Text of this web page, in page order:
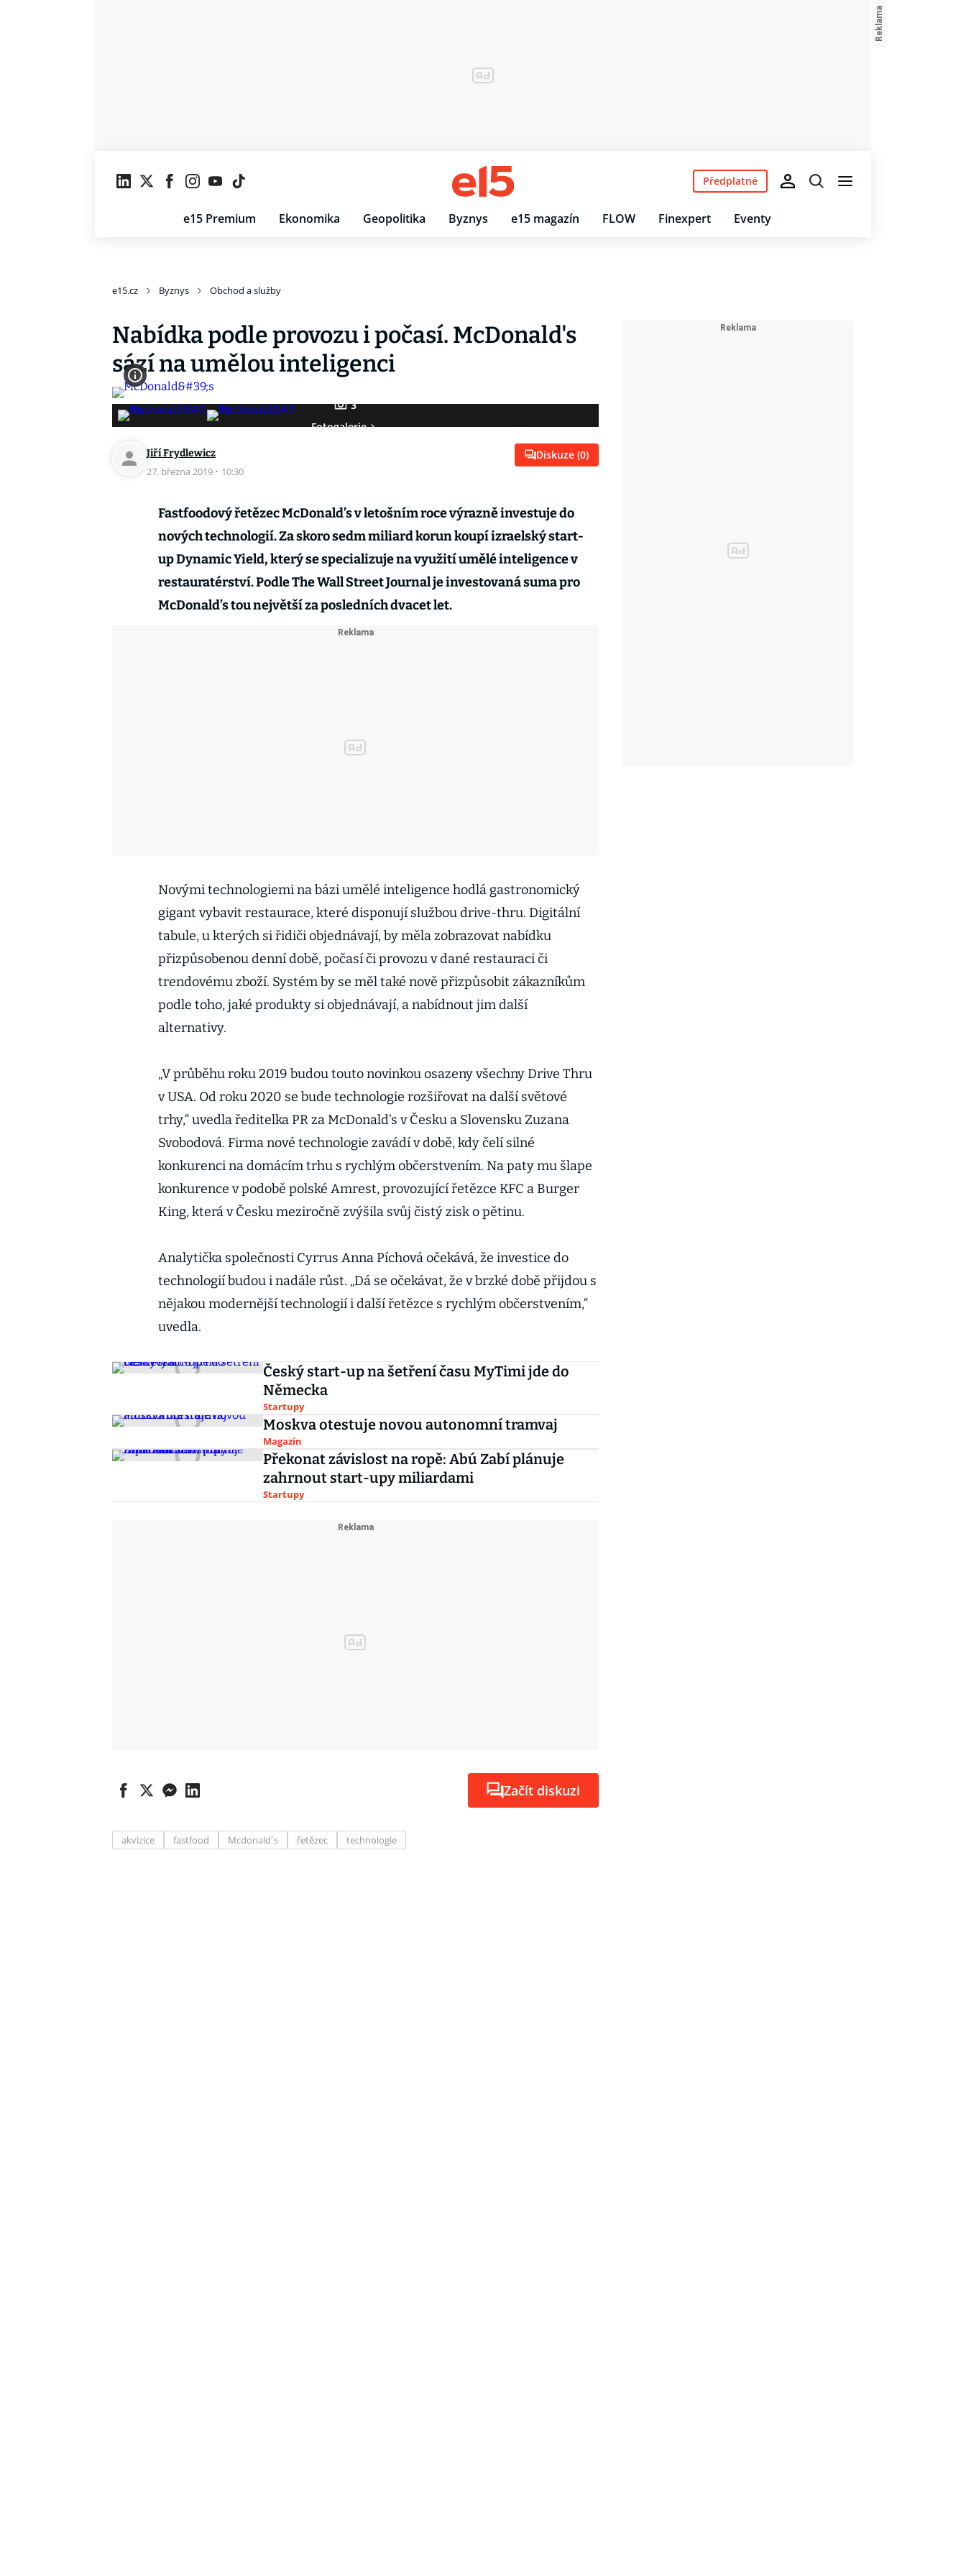
e15 Premium Ekonomika Geopolitika Byznys e15 magazín FLOW Finexpert Eventy
Předplatné
e15.cz Byznys Obchod a služby
Nabídka podle provozu i počasí. McDonald's
sází na umělou inteligenci
3
Fotogalerie
Jiří Frydlewicz
27. března 2019 · 10:30
Diskuze (0)
Fastfoodový řetězec McDonald’s v letošním roce výrazně investuje do
nových technologií. Za skoro sedm miliard korun koupí izraelský start-
up Dynamic Yield, který se specializuje na využití umělé inteligence v
restauratérství. Podle The Wall Street Journal je investovaná suma pro
McDonald’s tou největší za posledních dvacet let.
Novými technologiemi na bázi umělé inteligence hodlá gastronomický
gigant vybavit restaurace, které disponují službou drive-thru. Digitální
tabule, u kterých si řidiči objednávají, by měla zobrazovat nabídku
přizpůsobenou denní době, počasí či provozu v dané restauraci či
trendovému zboží. Systém by se měl také nově přizpůsobit zákazníkům
podle toho, jaké produkty si objednávají, a nabídnout jim další
alternativy.
„V průběhu roku 2019 budou touto novinkou osazeny všechny Drive Thru
v USA. Od roku 2020 se bude technologie rozšiřovat na další světové
trhy,“ uvedla ředitelka PR za McDonald’s v Česku a Slovensku Zuzana
Svobodová. Firma nové technologie zavádí v době, kdy čelí silné
konkurenci na domácím trhu s rychlým občerstvením. Na paty mu šlape
konkurence v podobě polské Amrest, provozující řetězce KFC a Burger
King, která v Česku meziročně zvýšila svůj čistý zisk o pětinu.
Analytička společnosti Cyrrus Anna Píchová očekává, že investice do
technologií budou i nadále růst. „Dá se očekávat, že v brzké době přijdou s
nějakou modernější technologií i další řetězce s rychlým občerstvením,“
uvedla.
Český start-up na šetření času MyTimi jde do
Německa
Startupy
Moskva otestuje novou autonomní tramvaj
Magazín
Překonat závislost na ropě: Abú Zabí plánuje
zahrnout start-upy miliardami
Startupy
Začít diskuzi
akvizice fastfood Mcdonald´s řetězec technologie